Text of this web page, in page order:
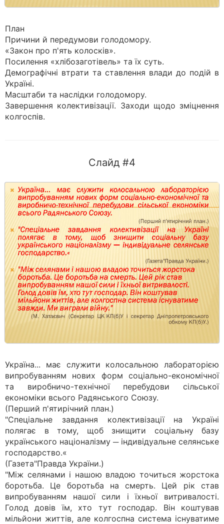
План
Причини й передумови голодомору.
«Закон про п'ять колосків».
Посилення «хлібозаготівель» та їх суть.
Демографічні втрати та ставлення влади до подій в
Україні.
Масштаби та наслідки голодомору.
Завершення колективізації. Заходи щодо зміцнення
колгоспів.
Слайд #4
Україна... має служити колосальною лабораторією
випробуванням нових форм соціально-економічної
та виробничо-технічної перебудови сільської
економіки всього Радянського Союзу.
(Перший п'ятирічний план.)
"Спеціальне завдання колективізації на Україні
полягає в тому, щоб знищити соціальну базу
українського націоналізму ─ індивідуальне селянське
господарство.«
(Газета"Правда України.)
"Між селянами і нашою владою точиться жорстока
боротьба. Це боротьба на смерть. Цей рік став
випробуванням нашої сили і їхньої витривалості.
Голод довів їм, хто тут господар. Він коштував
мільйони життів, але колгоспна система існуватиме